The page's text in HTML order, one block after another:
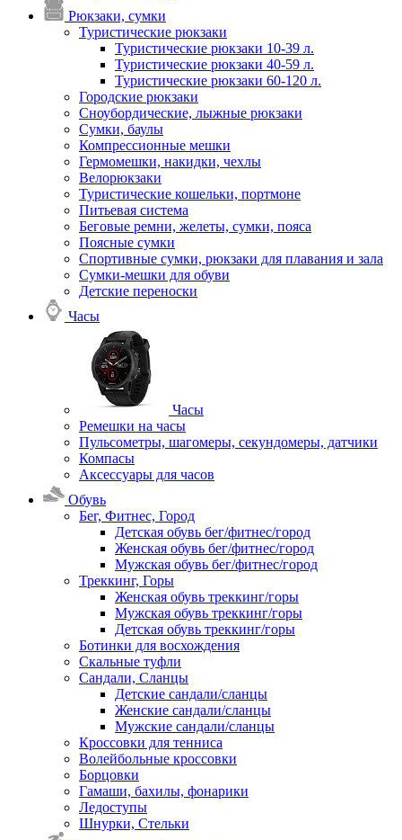
Рюкзаки, сумки
Туристические рюкзаки
Туристические рюкзаки 10-39 л.
Туристические рюкзаки 40-59 л.
Туристические рюкзаки 60-120 л.
Городские рюкзаки
Сноубордические, лыжные рюкзаки
Сумки, баулы
Компрессионные мешки
Гермомешки, накидки, чехлы
Велорюкзаки
Туристические кошельки, портмоне
Питьевая система
Беговые ремни, желеты, сумки, пояса
Поясные сумки
Спортивные сумки, рюкзаки для плавания и зала
Сумки-мешки для обуви
Детские переноски
Часы
Часы
Ремешки на часы
Пульсометры, шагомеры, секундомеры, датчики
Компасы
Аксессуары для часов
Обувь
Бег, Фитнес, Город
Детская обувь бег/фитнес/город
Женская обувь бег/фитнес/город
Мужская обувь бег/фитнес/город
Треккинг, Горы
Женская обувь треккинг/горы
Мужская обувь треккинг/горы
Детская обувь треккинг/горы
Ботинки для восхождения
Скальные туфли
Сандали, Сланцы
Детские сандали/сланцы
Женские сандали/сланцы
Мужские сандали/сланцы
Кроссовки для тенниса
Волейбольные кроссовки
Борцовки
Гамаши, бахилы, фонарики
Ледоступы
Шнурки, Стельки